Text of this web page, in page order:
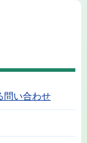
問い合わせ